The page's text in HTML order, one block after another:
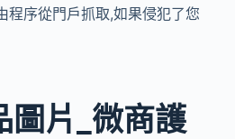
程序從門戶抓取,如果侵犯了您
圖片_微商護